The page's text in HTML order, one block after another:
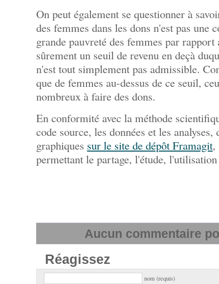
On peut également se questionner à
des femmes dans les dons n'est pas une
grande pauvreté des femmes par
sûrement un seuil de revenu en deçà
n'est tout simplement pas admissible.
que de femmes au-dessus de ce seuil,
nombreux à faire des dons.
En conformité avec la méthode
code source, les données et les
graphiques sur le site de dépôt Framagit,
permettant le partage, l'étude,
Aucun commentaire
Réagissez
nom (requis)